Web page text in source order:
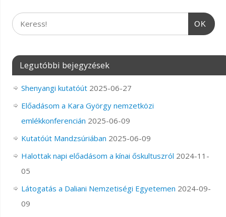
OK
Legutóbbi bejegyzések
Shenyangi kutatóút 2025-06-27
Előadásom a Kara György nemzetközi
emlékkonferencián 2025-06-09
Kutatóút Mandzsúriában 2025-06-09
Halottak napi előadásom a kínai őskultuszról 2024-11-
05
Látogatás a Daliani Nemzetiségi Egyetemen 2024-09-
09